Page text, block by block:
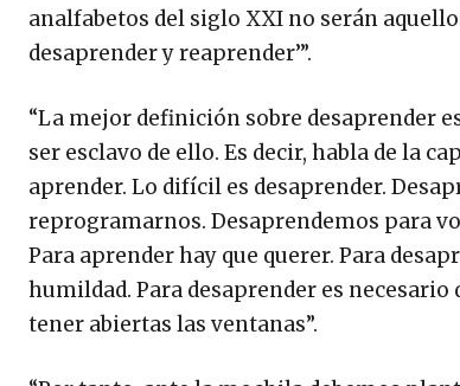
analfabetos del siglo XXI no serán
desaprender y reaprender’”.
“La mejor definición sobre desaprender
ser esclavo de ello. Es decir, habla de la
aprender. Lo difícil es desaprender.
reprogramarnos. Desaprendemos para
Para aprender hay que querer. Para
humildad. Para desaprender es
tener abiertas las ventanas”.